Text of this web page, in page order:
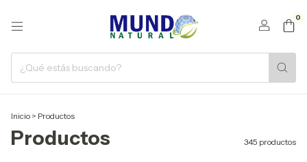
0
Inicio > Productos
Productos 345 productos